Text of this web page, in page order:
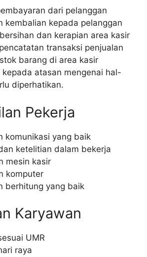
dari pelanggan
kembalian kepada pelanggan
dan kerapian area kasir
transaksi penjualan
barang di area kasir
kepada atasan mengenai hal-
diperhatikan.
Pekerja
komunikasi yang baik
ketelitian dalam bekerja
mesin kasir
komputer
berhitung yang baik
Karyawan
UMR
raya